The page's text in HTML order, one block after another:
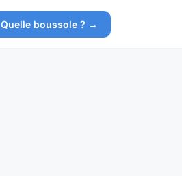
Quelle boussole ? →